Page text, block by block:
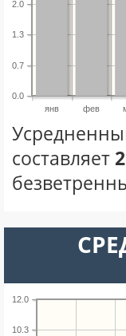
янв фев
0.0
0.7
1.3
2.0
составляет
10.3
12.0